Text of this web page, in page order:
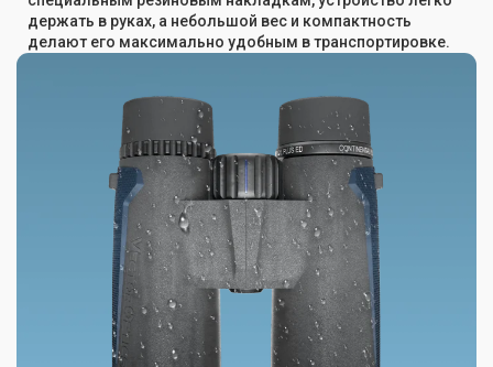
держать в руках, а небольшой вес и компактность
делают его максимально удобным в транспортировке.